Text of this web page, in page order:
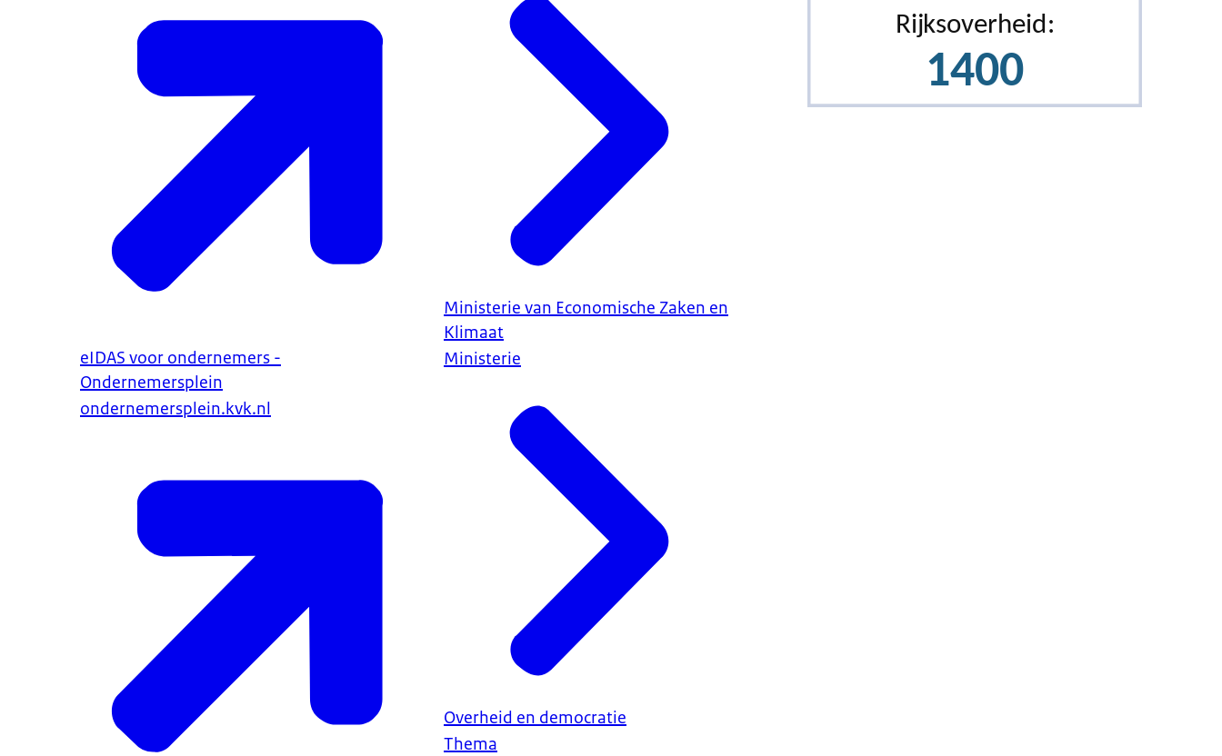
eIDAS voor ondernemers -
Ondernemersplein
ondernemersplein.kvk.nl
Ministerie van Economische Zaken en
Klimaat
Ministerie
Overheid en democratie
Thema